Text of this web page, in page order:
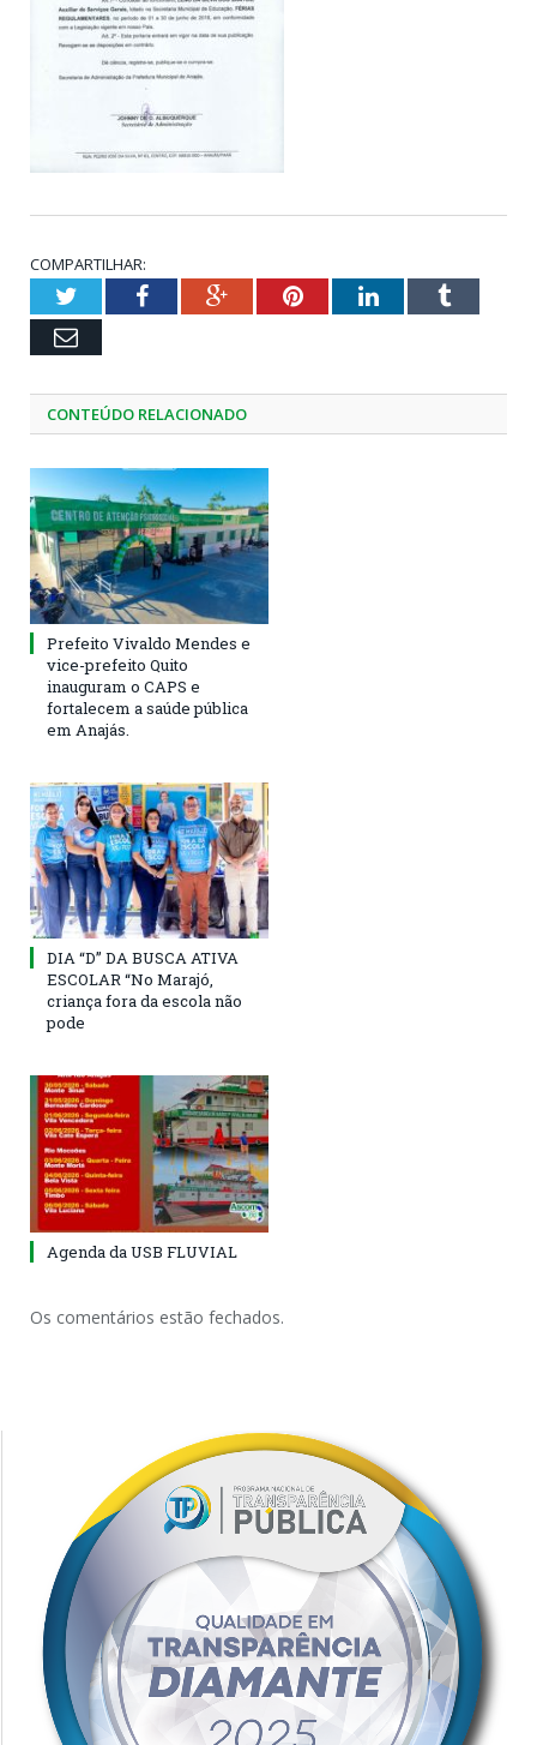
COMPARTILHAR:
TwitterFacebookGoogle+PinterestLinkedInTumblr
Email
CONTEÚDO RELACIONADO
Prefeito Vivaldo Mendes e
vice-prefeito Quito
inauguram o CAPS e
fortalecem a saúde pública
em Anajás.
DIA “D” DA BUSCA ATIVA
ESCOLAR “No Marajó,
criança fora da escola não
pode
Agenda da USB FLUVIAL
Os comentários estão fechados.